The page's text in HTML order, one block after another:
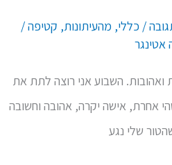
/ כללי, מהעיתונות, קטיפה/
אטינגר
ואהובות. השבוע אני רוצה לתת את
אחרת, אישה יקרה, אהובה וחשובה
שלי נגע